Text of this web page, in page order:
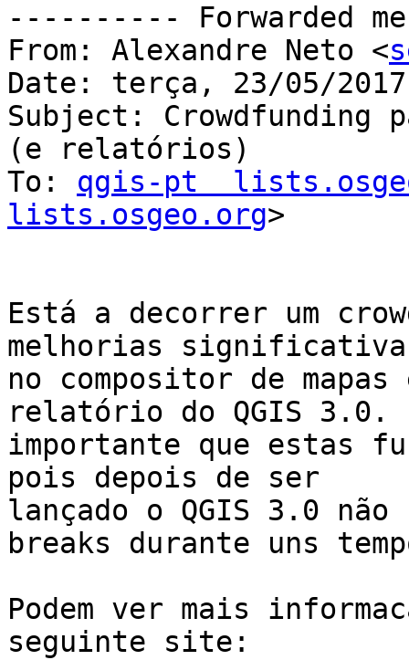
---------- Forwarded
From: Alexandre Neto <
Date: terça, 23/05/
Subject: Crowdfunding
(e relatórios)
To: qgis-pt
lists.osgeo.org>
Está a decorrer um
melhorias
no compositor de
relatório do QGIS 3.0.
importante que estas
pois depois de ser
lançado o QGIS 3.0
breaks durante uns
Podem ver mais
seguinte site: